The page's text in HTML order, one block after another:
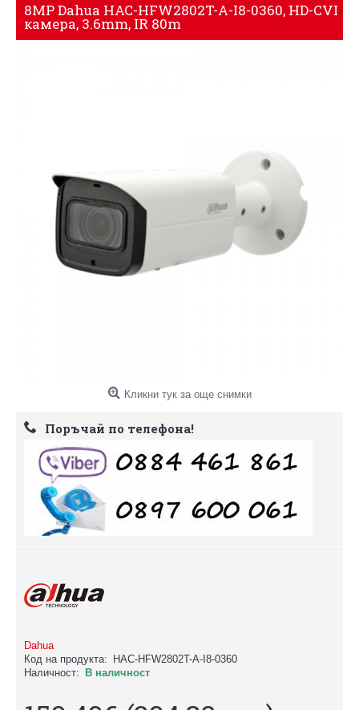
8MP Dahua HAC-HFW2802T-A-I8-0360, HD-CVI
камера, 3.6mm, IR 80m
Кликни тук за още снимки
Поръчай по телефона!
Dahua
Код на продукта:
HAC-HFW2802T-A-I8-0360
Наличност:
В наличност